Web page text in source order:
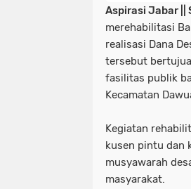
Aspirasi Jabar ||
merehabilitasi
realisasi Dana
tersebut
fasilitas publik
Kecamatan
Kegiatan
kusen pintu dan
musyawarah
masyarakat.